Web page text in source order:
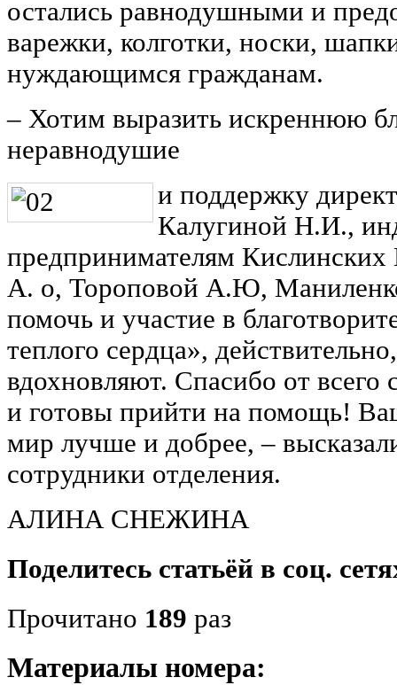
остались равнодушными и
варежки, колготки, носки,
нуждающимся гражданам.
‒ Хотим выразить искреннюю
неравнодушие
и поддержку
Калугиной Н.И.,
предпринимателям
А. о, Тороповой А.Ю,
помочь и участие в
теплого сердца»,
вдохновляют. Спасибо от всего
и готовы прийти на помощь!
мир лучше и добрее, ‒
сотрудники отделения.
АЛИНА СНЕЖИНА
Поделитесь статьёй в соц.
Прочитано 189 раз
Материалы номера: